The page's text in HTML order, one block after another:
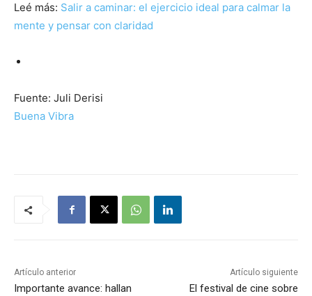
Leé más: Salir a caminar: el ejercicio ideal para calmar la
mente y pensar con claridad
Fuente: Juli Derisi
Buena Vibra
Artículo anterior
Importante avance: hallan
Artículo siguiente
El festival de cine sobre